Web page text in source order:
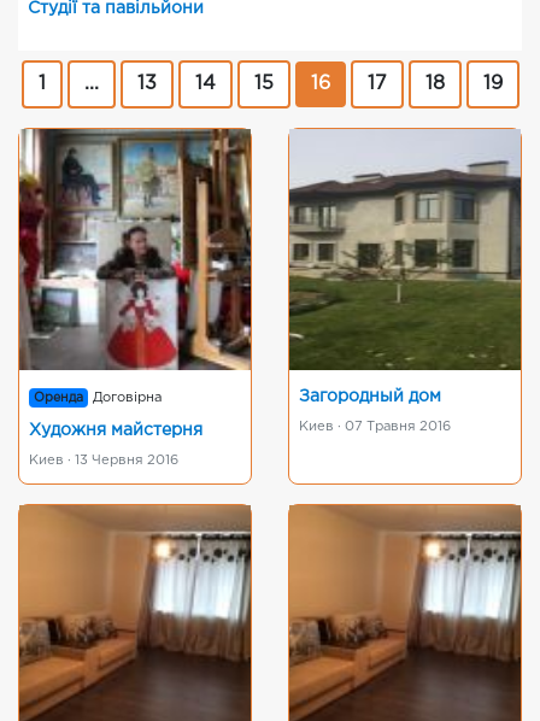
Студії та павільйони
... 13 14 15 16 17 18 19
Оренда Договірна
Художня майстерня
Киев · 13 Червня 2016
Загородный дом
Киев · 07 Травня 2016